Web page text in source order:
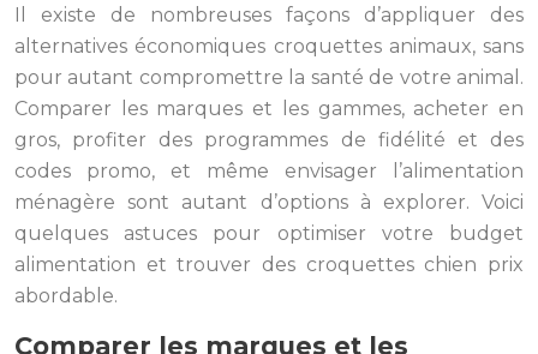
Il existe de nombreuses façons d’appliquer des
alternatives économiques croquettes animaux, sans
pour autant compromettre la santé de votre animal.
Comparer les marques et les gammes, acheter en
gros, profiter des programmes de fidélité et des
codes promo, et même envisager l’alimentation
ménagère sont autant d’options à explorer. Voici
quelques astuces pour optimiser votre budget
alimentation et trouver des croquettes chien prix
abordable.
Comparer les marques et les